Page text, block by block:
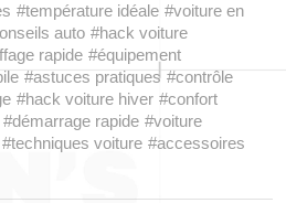
#température idéale #voiture en
auto #hack voiture
rapide #équipement
#astuces pratiques #contrôle
#hack voiture hiver #confort
#démarrage rapide #voiture
#techniques voiture #accessoires